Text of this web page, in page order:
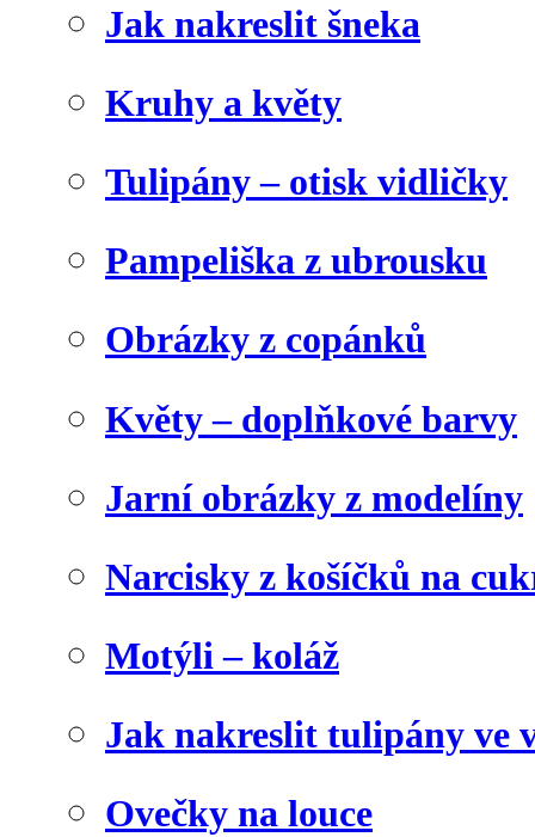
Jak nakreslit šneka
Kruhy a květy
Tulipány – otisk vidličky
Pampeliška z ubrousku
Obrázky z copánků
Květy – doplňkové barvy
Jarní obrázky z modelíny
Narcisky z košíčků na
Motýli – koláž
Jak nakreslit tulipány ve
Ovečky na louce